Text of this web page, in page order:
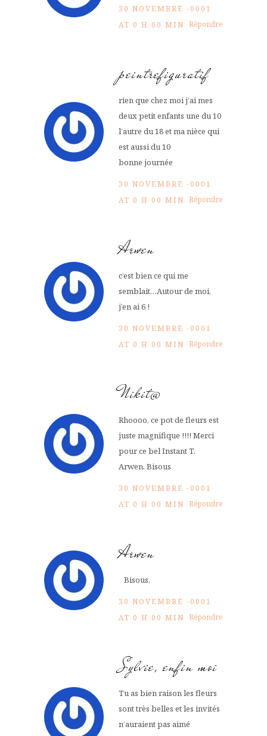
30 NOVEMBRE -0001
AT 0 H 00 MIN Répondre
peintrefiguratif
rien que chez moi j’ai mes
deux petit enfants une du 10
l’autre du 18 et ma nièce qui
est aussi du 10
bonne journée
30 NOVEMBRE -0001
AT 0 H 00 MIN Répondre
Arwen
c’est bien ce qui me
semblait…Autour de moi,
j’en ai 6 !
30 NOVEMBRE -0001
AT 0 H 00 MIN Répondre
Nikit@
Rhoooo, ce pot de fleurs est
juste magnifique !!!! Merci
pour ce bel Instant T.
Arwen. Bisous
30 NOVEMBRE -0001
AT 0 H 00 MIN Répondre
Arwen
Bisous.
30 NOVEMBRE -0001
AT 0 H 00 MIN Répondre
Sylvie, enfin moi
Tu as bien raison les fleurs
sont très belles et les invités
n’auraient pas aimé